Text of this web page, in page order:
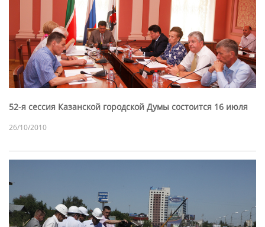
52-я сессия Казанской городской Думы состоится 16 июля
26/10/2010